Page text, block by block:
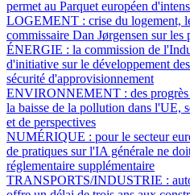
permet au Parquet européen
LOGEMENT : crise du logement,
commissaire Dan Jørgensen sur les
ÉNERGIE : la commission de
d'initiative sur le développement
sécurité d'approvisionnement
ENVIRONNEMENT : des
la baisse de la pollution dans l'UE,
et de perspectives
NUMÉRIQUE : pour le secteur
de pratiques sur l'IA générale ne
réglementaire supplémentaire
TRANSPORTS/INDUSTRIE :